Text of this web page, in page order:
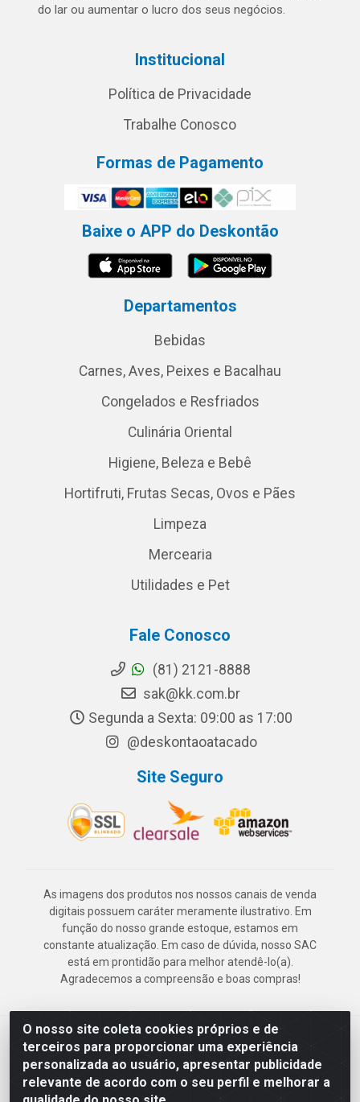
O nosso site coleta cookies próprios e de
terceiros para proporcionar uma experiência
personalizada ao usuário, apresentar publicidade
relevante de acordo com o seu perfil e melhorar a
do lar ou aumentar o lucro dos seus negócios.
Institucional
Política de Privacidade
Trabalhe Conosco
Formas de Pagamento
Baixe o APP do Deskontão
Departamentos
Bebidas
Carnes, Aves, Peixes e Bacalhau
Congelados e Resfriados
Culinária Oriental
Higiene, Beleza e Bebê
Hortifruti, Frutas Secas, Ovos e Pães
Limpeza
Mercearia
Utilidades e Pet
Fale Conosco
(81) 2121-8888
sak@kk.com.br
Segunda a Sexta: 09:00 as 17:00
@deskontaoatacado
Site Seguro
As imagens dos produtos nos nossos canais de venda
digitais possuem caráter meramente ilustrativo. Em
função do nosso grande estoque, estamos em
constante atualização. Em caso de dúvida, nosso SAC
está em prontidão para melhor atendê-lo(a).
Agradecemos a compreensão e boas compras!
Deskontão Atacado - Av. Marechal Mascarenhas de Morais, 2471 -
Imbiribeira - Recife/PE - CEP 51.150-001 - CNPJ 24.150.377/0003-
57